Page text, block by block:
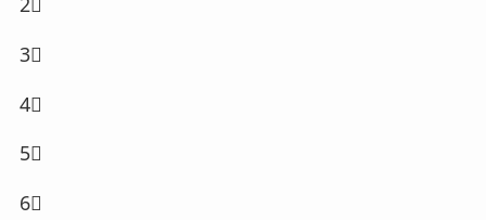
2⃣
3⃣
4⃣
5⃣
6⃣